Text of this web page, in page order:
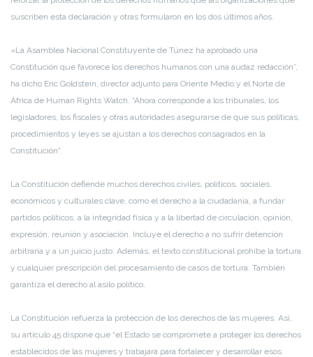
suscriben esta declaración y otras formularon en los dos últimos años.
«La Asamblea Nacional Constituyente de Túnez ha aprobado una
Constitución que favorece los derechos humanos con una audaz redacción”,
ha dicho Eric Goldstein, director adjunto para Oriente Medio y el Norte de
África de Human Rights Watch. “Ahora corresponde a los tribunales, los
legisladores, los fiscales y otras autoridades asegurarse de que sus políticas,
procedimientos y leyes se ajustan a los derechos consagrados en la
Constitución”.
La Constitución defiende muchos derechos civiles, políticos, sociales,
económicos y culturales clave, como el derecho a la ciudadanía, a fundar
partidos políticos, a la integridad física y a la libertad de circulación, opinión,
expresión, reunión y asociación. Incluye el derecho a no sufrir detención
arbitraria y a un juicio justo. Además, el texto constitucional prohíbe la tortura
y cualquier prescripción del procesamiento de casos de tortura. También
garantiza el derecho al asilo político.
La Constitución refuerza la protección de los derechos de las mujeres. Así,
su artículo 45 dispone que “el Estado se compromete a proteger los derechos
establecidos de las mujeres y trabajará para fortalecer y desarrollar esos